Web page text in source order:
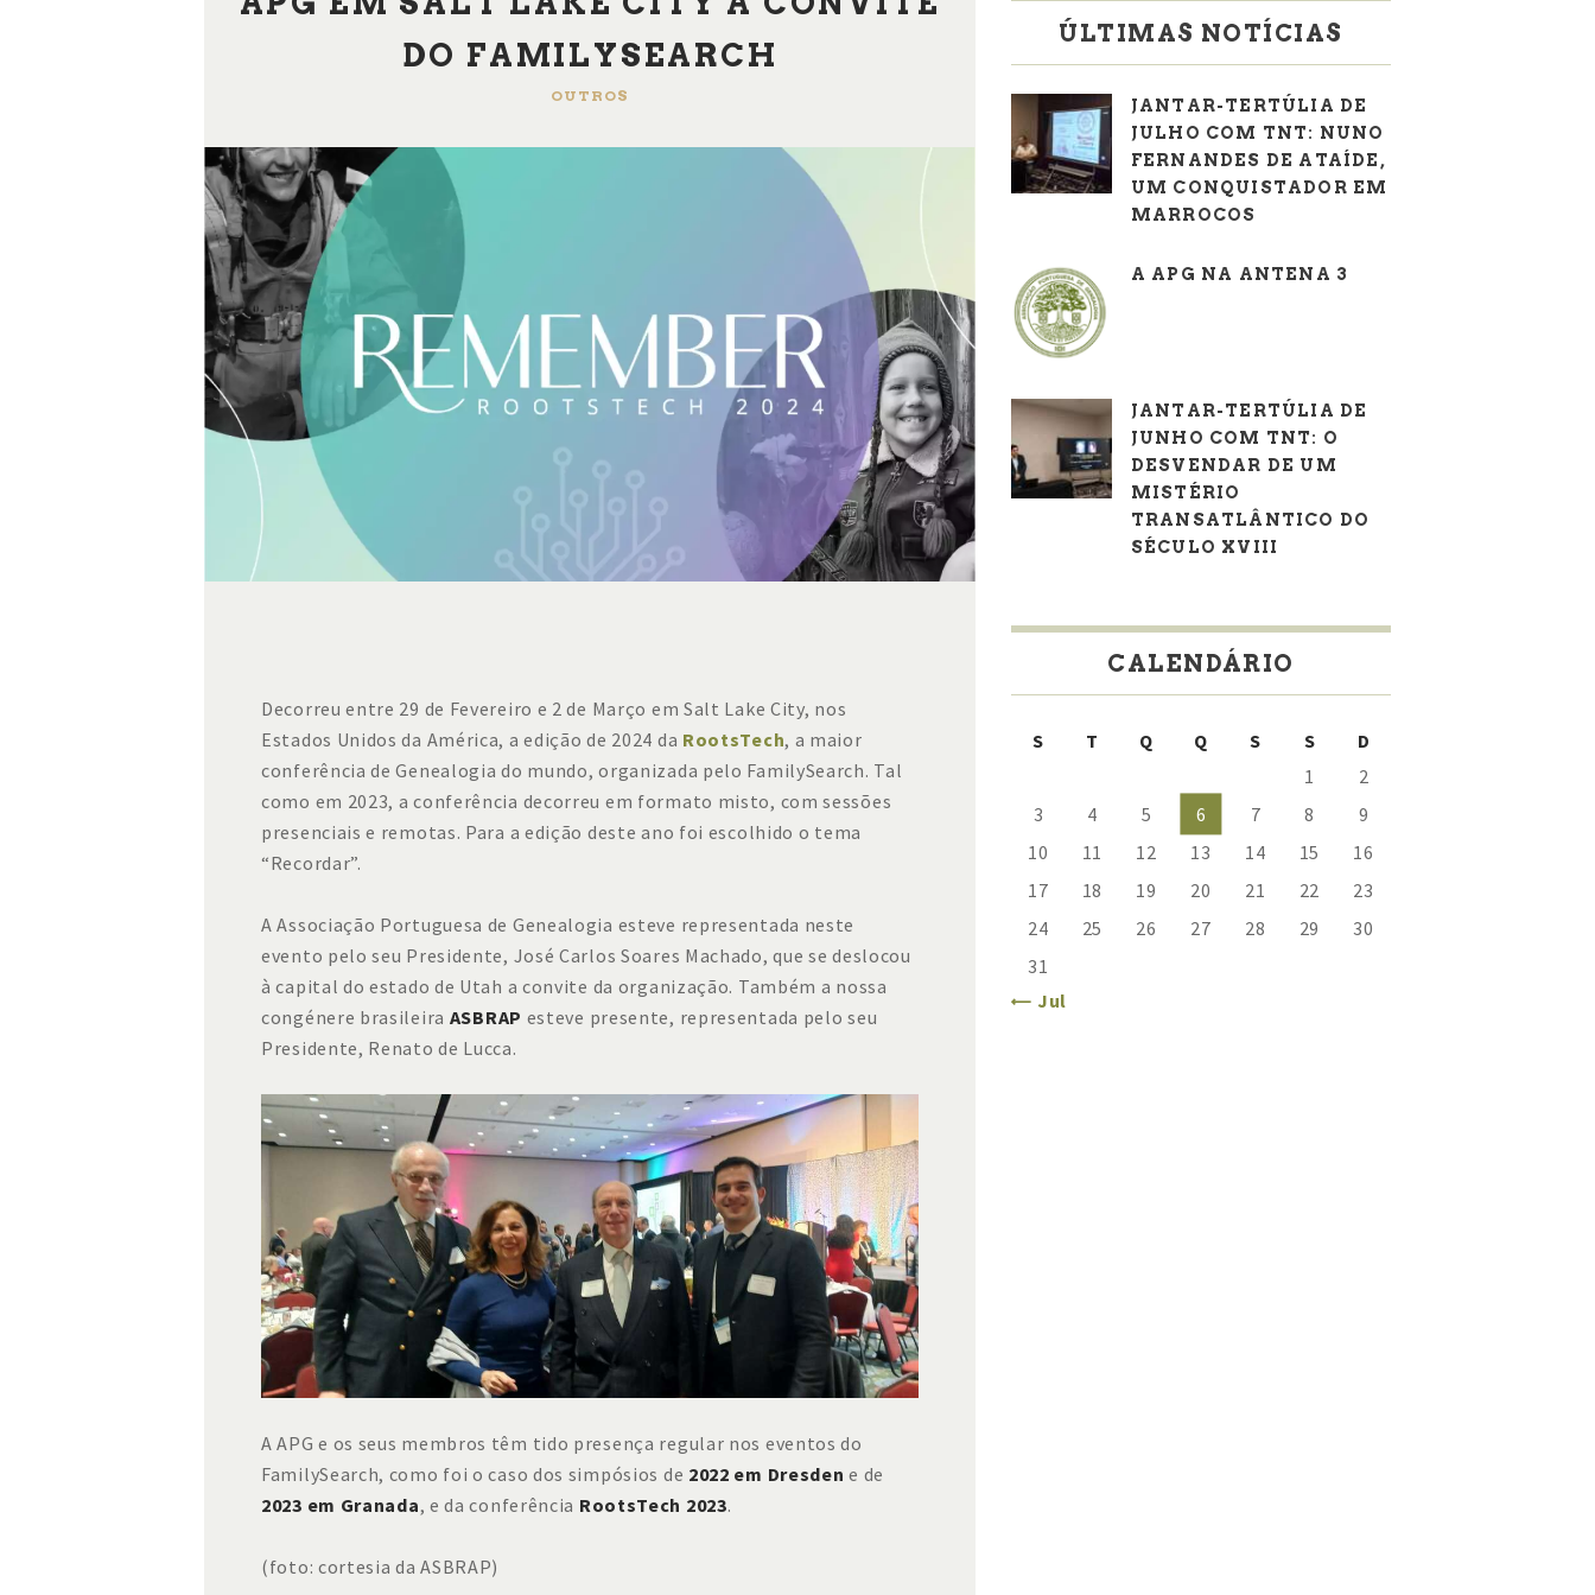
DO FAMILYSEARCH
OUTROS
Decorreu entre 29 de Fevereiro e 2 de Março em Salt Lake City, nos
Estados Unidos da América, a edição de 2024 da RootsTech, a maior
conferência de Genealogia do mundo, organizada pelo FamilySearch. Tal
como em 2023, a conferência decorreu em formato misto, com sessões
presenciais e remotas. Para a edição deste ano foi escolhido o tema
“Recordar”.
A Associação Portuguesa de Genealogia esteve representada neste
evento pelo seu Presidente, José Carlos Soares Machado, que se deslocou
à capital do estado de Utah a convite da organização. Também a nossa
congénere brasileira ASBRAP esteve presente, representada pelo seu
Presidente, Renato de Lucca.
A APG e os seus membros têm tido presença regular nos eventos do
FamilySearch, como foi o caso dos simpósios de 2022 em Dresden e de
2023 em Granada, e da conferência RootsTech 2023.
(foto: cortesia da ASBRAP)
ÚLTIMAS NOTÍCIAS
JANTAR-TERTÚLIA DE
JULHO COM TNT: NUNO
FERNANDES DE ATAÍDE,
UM CONQUISTADOR EM
MARROCOS
A APG NA ANTENA 3
JANTAR-TERTÚLIA DE
JUNHO COM TNT: O
DESVENDAR DE UM
MISTÉRIO
TRANSATLÂNTICO DO
SÉCULO XVIII
CALENDÁRIO
S T Q Q S S
D
1
2
3
4 5 6 7 8
9
10
11 12 13 14 15
16
17
18 19 20 21 22
23
24
25 26 27 28 29
30
31
« Jul